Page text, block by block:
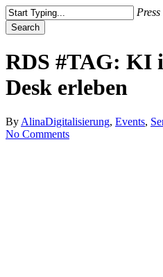
Search
Search
RDS #TAG: KI
Desk erleben
By AlinaDigitalisierung, Events,
No Comments